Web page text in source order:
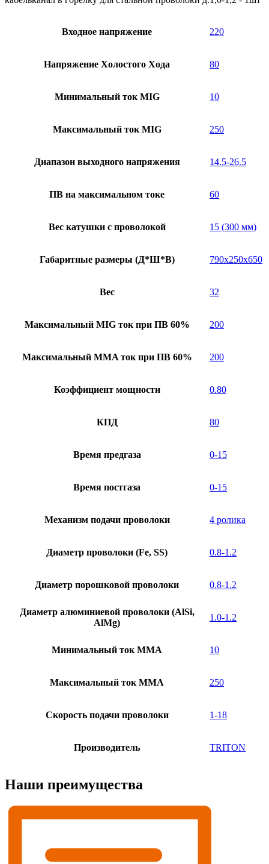
Входное напряжение 220
Напряжение Холостого Хода 80
Минимальный ток MIG 10
Максимальный ток MIG 250
Диапазон выходного напряжения 14.5-26.5
ПВ на максимальном токе 60
Вес катушки с проволокой 15 (300 мм)
Габаритные размеры (Д*Ш*В) 790x250x650
Вес 32
Максимальный MIG ток при ПВ 60% 200
Максимальный MMA ток при ПВ 60% 200
Коэффициент мощности 0.80
КПД 80
Время предгаза 0-15
Время постгаза 0-15
Механизм подачи проволоки 4 ролика
Диаметр проволоки (Fe, SS) 0.8-1.2
Диаметр порошковой проволоки 0.8-1.2
Диаметр aлюминиевой проволоки (AlSi,
AlMg)
1.0-1.2
Минимальный ток MMA 10
Максимальный ток MMA 250
Скорость подачи проволоки 1-18
Производитель TRITON
Наши преимущества